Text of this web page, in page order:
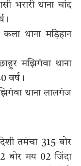
भरारी थाना चांद
थाना मड़िहान
मझिगंवा थाना
वर्ष।
थाना लालगंज
तमंचा 315 बोर
बोर मय 02 जिंदा